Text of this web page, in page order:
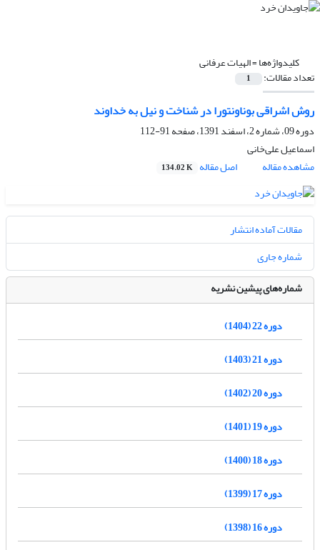
کلیدواژه‌ها =الهیات عرفانی
تعداد مقالات: 1
روش اشراقی بوناونتورا در شناخت و نیل به خداوند
دوره 09، شماره 2، اسفند 1391، صفحه
91-112
اسماعیل علی‌‌‌‌‌‌‌‌‌‌‌‌‌‌‌خانی
مشاهده مقاله
اصل مقاله 134.02 K
مقالات آماده انتشار
شماره جاری
شماره‌های پیشین نشریه
دوره 22 (1404)
دوره 21 (1403)
دوره 20 (1402)
دوره 19 (1401)
دوره 18 (1400)
دوره 17 (1399)
دوره 16 (1398)